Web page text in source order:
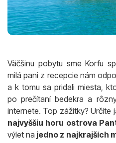
Väčšinu pobytu sme Korfu
milá pani z recepcie nám
a k tomu sa pridali miesta,
po prečítaní bedekra a
internete. Top zážitky? Určite
najvyššiu horu ostrova
výlet na jedno z najkrajších